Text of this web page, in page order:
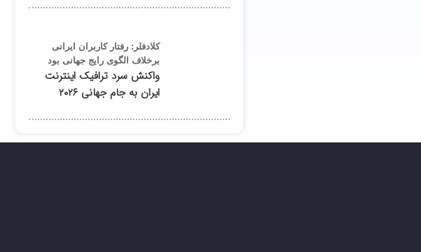
کلادفلر: رفتار کاربران ایرانی
برخلاف الگوی رایج جهانی بود
واکنش سرد ترافیک اینترنت
ایران به جام جهانی ۲۰۲۶